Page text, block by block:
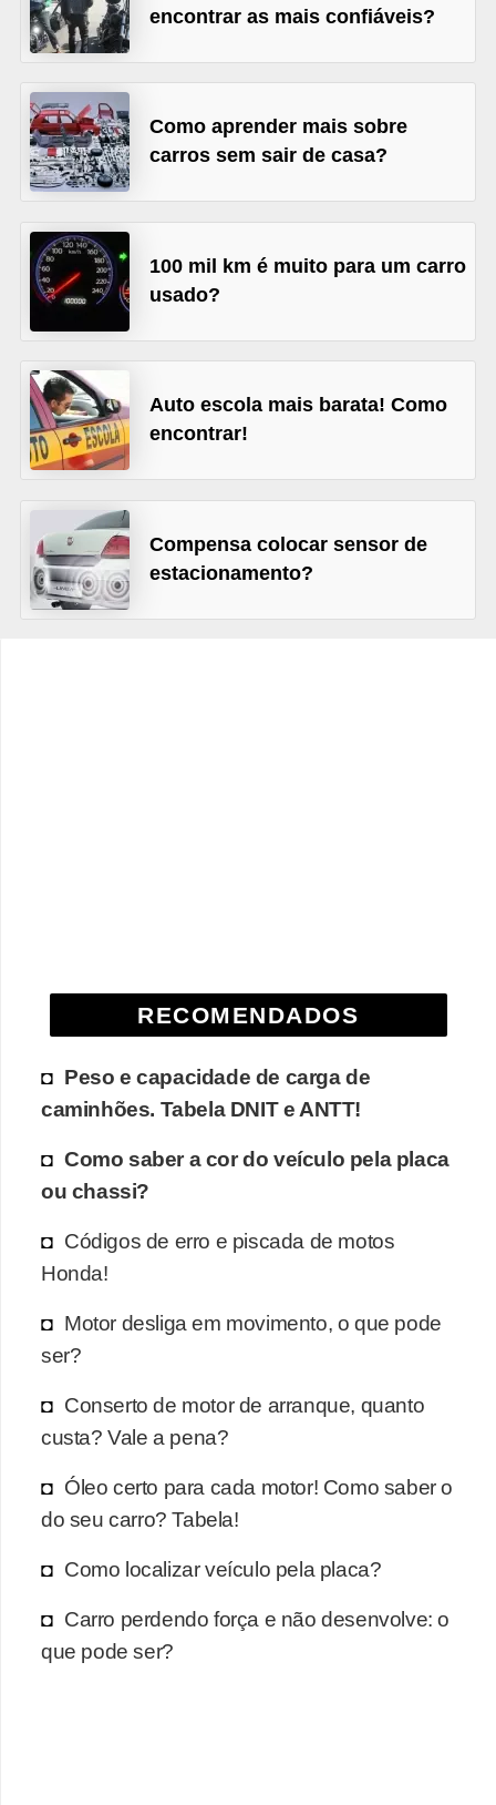
encontrar as mais confiáveis?
Como aprender mais sobre
carros sem sair de casa?
100 mil km é muito para um carro
usado?
Auto escola mais barata! Como
encontrar!
Compensa colocar sensor de
estacionamento?
RECOMENDADOS
Peso e capacidade de carga de
caminhões. Tabela DNIT e ANTT!
Como saber a cor do veículo pela placa
ou chassi?
Códigos de erro e piscada de motos
Honda!
Motor desliga em movimento, o que pode
ser?
Conserto de motor de arranque, quanto
custa? Vale a pena?
Óleo certo para cada motor! Como saber o
do seu carro? Tabela!
Como localizar veículo pela placa?
Carro perdendo força e não desenvolve: o
que pode ser?
c
u
o
s
B
c
i
e
t
a
C
a
m
o
a
d
C
r
a
r
r
o
D
i
o